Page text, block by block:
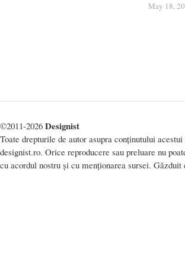
May 18,
May 18,
©2011-2026 Designist
Toate drepturile de autor asupra conținutului
designist.ro. Orice reproducere sau preluare nu
cu acordul nostru și cu menționarea sursei. Găzduit